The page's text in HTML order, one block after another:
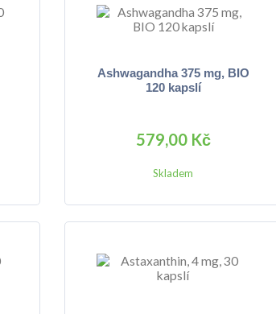
Ashwagandha 375 mg, BIO
120 kapslí
579,00 Kč
Skladem